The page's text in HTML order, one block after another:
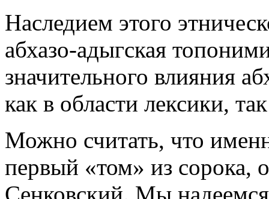
Наследием этого
абхазо-адыгская
значительного влияния
как в области лексики,
Можно считать, что
первый «том» из сорока,